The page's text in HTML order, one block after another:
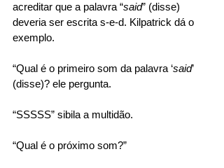
acreditar que a palavra “said” (disse)
deveria ser escrita s-e-d. Kilpatrick dá o
exemplo.
“Qual é o primeiro som da palavra ‘said’
(disse)? ele pergunta.
“SSSSS” sibila a multidão.
“Qual é o próximo som?”